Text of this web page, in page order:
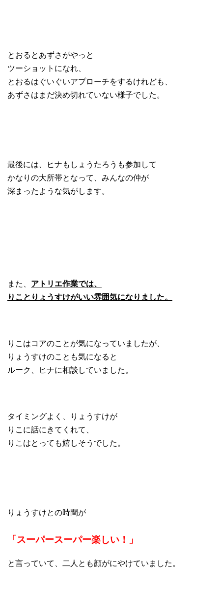
とおるとあずさがやっと
ツーショットになれ、
とおるはぐいぐいアプローチをするけれども、
あずさはまだ決め切れていない様子でした。
最後には、ヒナもしょうたろうも参加して
かなりの大所帯となって、みんなの仲が
深まったような気がします。
また、 アトリエ作業では、
りことりょうすけがいい雰囲気になりました。
りこはコアのことが気になっていましたが、
りょうすけのことも気になると
ルーク、ヒナに相談していました。
タイミングよく、りょうすけが
りこに話にきてくれて、
りこはとっても嬉しそうでした。
りょうすけとの時間が
「スーパースーパー楽しい！」
と言っていて、二人とも顔がにやけていました。